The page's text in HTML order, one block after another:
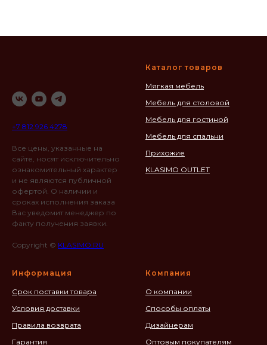
+7 812 926 4278
Все цены, указанные на
сайте, носят исключительно
ознакомительный характер
и не являются публичной
офертой. О наличии и
сроках исполнения заказа
Вас уведомит менеджер по
факту получения заявки.
Copyright © KLASIMO.RU
Каталог товаров
Мягкая мебель
Мебель для столовой
Мебель для гостиной
Мебель для спальни
Прихожие
KLASIMO OUTLET
Информация
Срок поставки товара
Условия доставки
Правила возврата
Гарантия
Компания
О компании
Способы оплаты
Дизайнерам
Оптовым покупателям